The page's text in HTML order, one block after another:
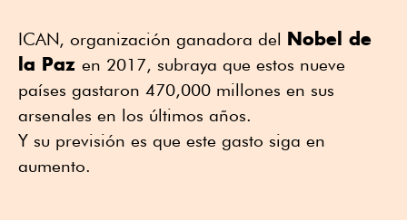
ICAN, organización ganadora del Nobel de
la Paz en 2017, subraya que estos nueve
países gastaron 470,000 millones en sus
arsenales en los últimos años.
Y su previsión es que este gasto siga en
aumento.